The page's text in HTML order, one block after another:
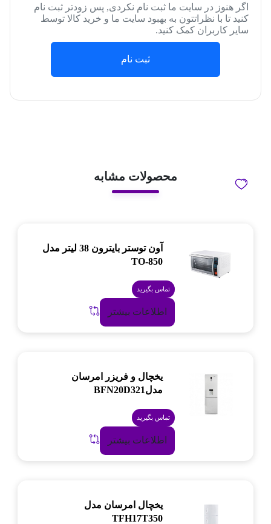
اگر هنوز در سایت ما ثبت نام نکردی, پس زودتر ثبت نام
کنید تا با نظراتتون به بهبود سایت ما و خرید کالا توسط
سایر کاربران کمک کنید.
ثبت نام
محصولات مشابه
آون توستر بایترون 38 لیتر مدل
TO-850
تماس بگیرید
اطلاعات بیشتر
یخچال و فریزر امرسان
مدلBFN20D321
تماس بگیرید
اطلاعات بیشتر
یخچال امرسان مدل
TFH17T350